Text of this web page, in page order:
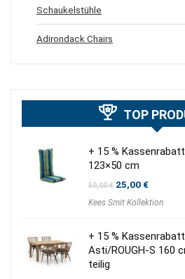
Schaukelstühle
Adirondack Chairs
TOP
+ 15 %
123×50 cm
50,00€ Ursprünglicher
war:
25,00€Aktueller
ist:
Kees Smit Kollektion
+ 15 %
Asti/ROUGH-S 160
teilig